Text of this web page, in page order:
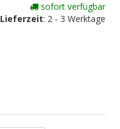
sofort verfügbar
Lieferzeit: 2 - 3 Werktage